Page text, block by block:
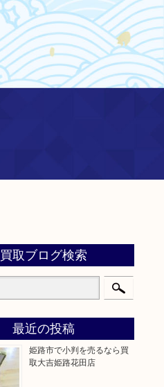
買取ブログ検索
最近の投稿
姫路市で小判を売るなら買
取大吉姫路花田店